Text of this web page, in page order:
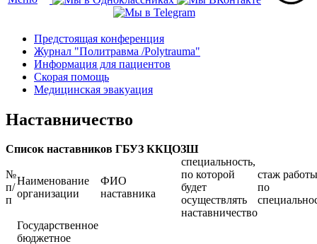
Предстоящая конференция
Журнал "Политравма /Polytrauma"
Информация для пациентов
Скорая помощь
Медицинская эвакуация
Наставничество
Список наставников ГБУЗ ККЦОЗШ
№
п/
п
Наименование
организации
ФИО
наставника
специальность,
по которой
будет
осуществлять
наставничество
стаж работы
по
Государственное
бюджетное